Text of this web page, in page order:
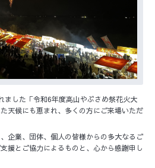
ました「令和6年度高山やぶさめ祭花火大
天候にも恵まれ、多くの方にご来場いただ
企業、団体、個人の皆様からの多大なるご
援とご協力によるものと、心から感謝申し